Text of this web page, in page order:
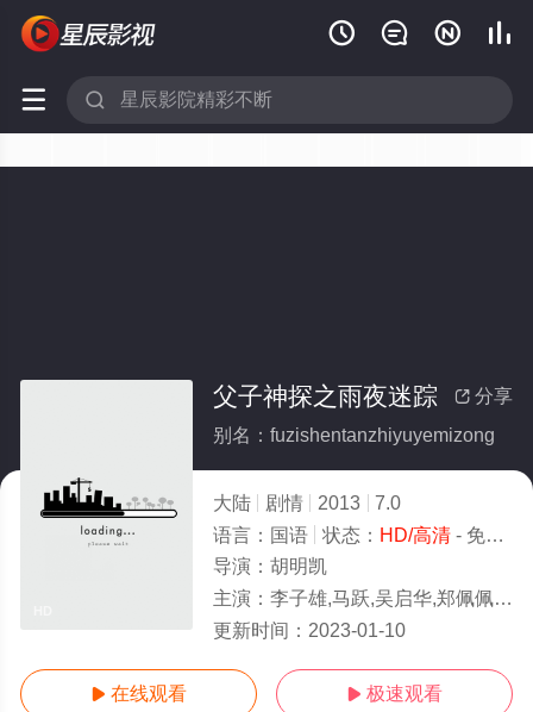
   
 
 分享
父子神探之雨夜迷踪
别名：fuzishentanzhiyuyemizong
大陆 剧情 2013
7.0
语言： 国语 状态： HD/高清- 免费在线观看
导演： 胡明凯
主演： 李子雄,马跃,吴启华,郑佩佩,王思蒙,姜广涛
更新时间： 2023-01-10
 在线观看  极速观看